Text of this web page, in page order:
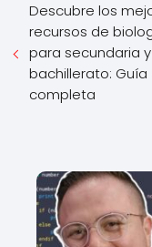
Descubre los
recursos de
para secundaria y
bachillerato: Guía
completa